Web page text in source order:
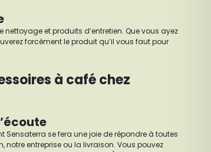
nettoyage et produits d’entretien. Que vous ayez
forcément le produit qu’il vous faut pour
à café chez
Sensaterra se fera une joie de répondre à toutes
entreprise ou la livraison. Vous pouvez